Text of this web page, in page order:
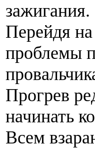
зажигания.
Перейдя
проблемы
Прогрев
начинать
Всем